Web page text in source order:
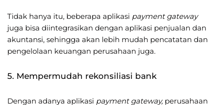
Tidak hanya itu, beberapa aplikasi payment gateway
juga bisa diintegrasikan dengan aplikasi penjualan dan
akuntansi, sehingga akan lebih mudah pencatatan dan
pengelolaan keuangan perusahaan juga.
5. Mempermudah rekonsiliasi bank
Dengan adanya aplikasi payment gateway, perusahaan